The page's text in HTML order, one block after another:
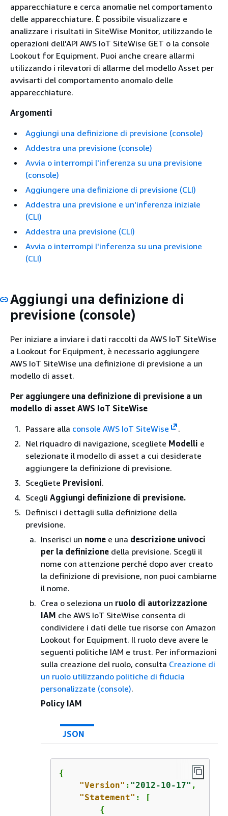
apparecchiature e cerca anomalie nel comportamento
delle apparecchiature. È possibile visualizzare e
analizzare i risultati in SiteWise Monitor, utilizzando le
operazioni dell'API AWS IoT SiteWise GET o la console
Lookout for Equipment. Puoi anche creare allarmi
utilizzando i rilevatori di allarme del modello Asset per
avvisarti del comportamento anomalo delle
apparecchiature.
Argomenti
Aggiungi una definizione di previsione (console)
Addestra una previsione (console)
Avvia o interrompi l'inferenza su una previsione
(console)
Aggiungere una definizione di previsione (CLI)
Addestra una previsione e un'inferenza iniziale
(CLI)
Addestra una previsione (CLI)
Avvia o interrompi l'inferenza su una previsione
(CLI)
Aggiungi una definizione di
previsione (console)
Per iniziare a inviare i dati raccolti da AWS IoT SiteWise
a Lookout for Equipment, è necessario aggiungere
AWS IoT SiteWise una definizione di previsione a un
modello di asset.
Per aggiungere una definizione di previsione a un
modello di asset AWS IoT SiteWise
Passare alla console AWS IoT SiteWise
.
Nel riquadro di navigazione, scegliete Modelli e
selezionate il modello di asset a cui desiderate
aggiungere la definizione di previsione.
Scegliete Previsioni.
Scegli Aggiungi definizione di previsione.
Definisci i dettagli sulla definizione della
previsione.
Inserisci un nome e una descrizione univoci
per la definizione della previsione. Scegli il
nome con attenzione perché dopo aver creato
la definizione di previsione, non puoi cambiarne
il nome.
Crea o seleziona un ruolo di autorizzazione
IAM che AWS IoT SiteWise consenta di
condividere i dati delle tue risorse con Amazon
Lookout for Equipment. Il ruolo deve avere le
seguenti politiche IAM e trust. Per informazioni
sulla creazione del ruolo, consulta Creazione di
un ruolo utilizzando politiche di fiducia
personalizzate (console).
Policy IAM
JSON
{
"Version" : "2012-10-17" ,
"Statement" : [
{